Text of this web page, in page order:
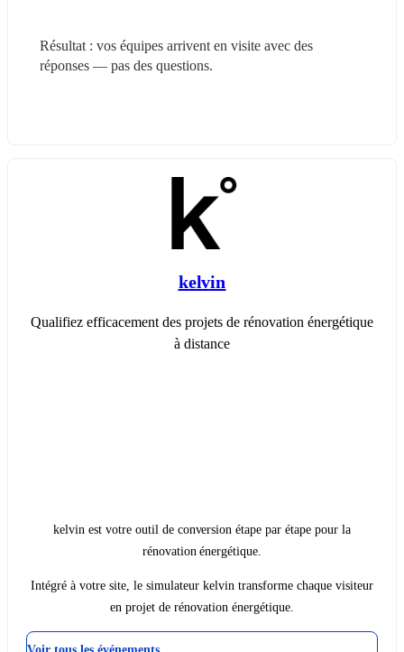
Résultat : vos équipes arrivent en visite avec des
réponses — pas des questions.
kelvin
Qualifiez efficacement des projets de rénovation énergétique
à distance
kelvin est votre outil de conversion étape par étape pour la
rénovation énergétique.
Intégré à votre site, le simulateur kelvin transforme chaque visiteur
en projet de rénovation énergétique.